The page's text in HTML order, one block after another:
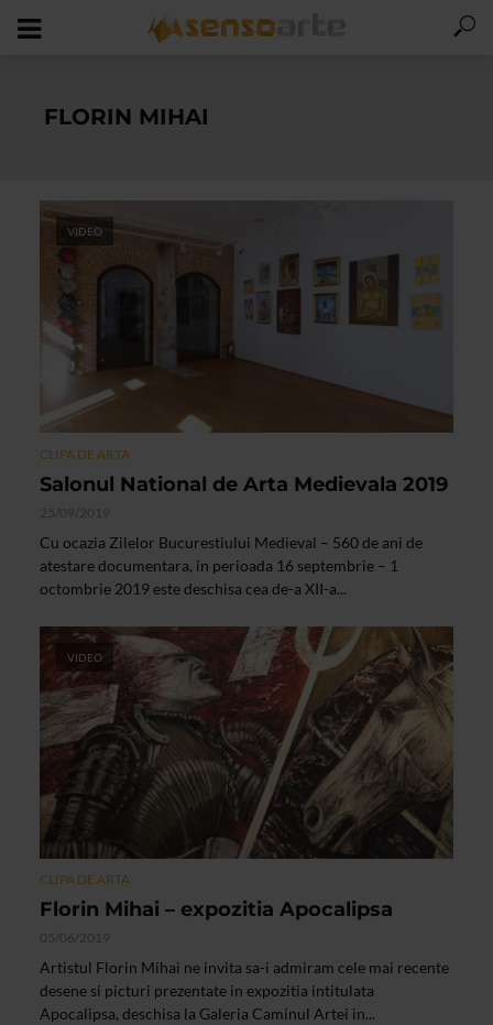
FLORIN MIHAI
VIDEO
CLIPA DE ARTA
Salonul National de Arta Medievala 2019
25/09/2019
Cu ocazia Zilelor Bucurestiului Medieval – 560 de ani de
atestare documentara, in perioada 16 septembrie – 1
octombrie 2019 este deschisa cea de-a XII-a...
VIDEO
CLIPA DE ARTA
Florin Mihai – expozitia Apocalipsa
05/06/2019
Artistul Florin Mihai ne invita sa-i admiram cele mai recente
desene si picturi prezentate in expozitia intitulata
Apocalipsa, deschisa la Galeria Caminul Artei in...